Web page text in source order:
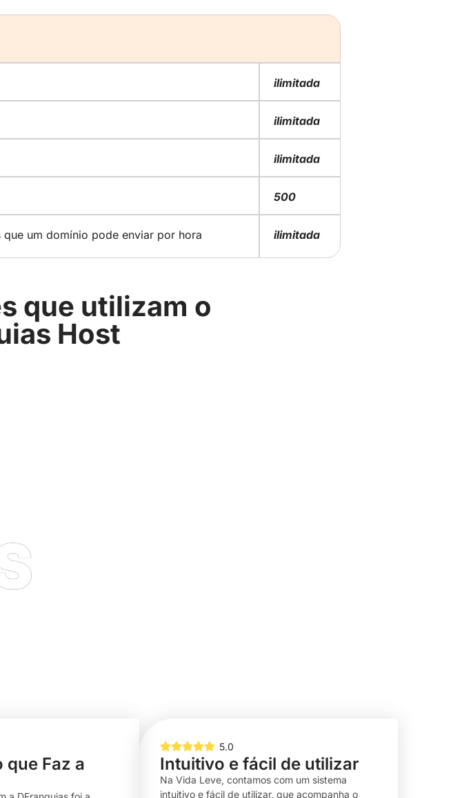
ilimitada
ilimitada
ilimitada
500
um domínio pode enviar por hora ilimitada
que utilizam o
Host
que Faz a
5.0
Intuitivo e fácil de utilizar
Na Vida Leve, contamos com um sistema
intuitivo e fácil de utilizar, que acompanha o